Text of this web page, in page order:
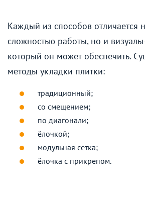
Каждый из способов отличается
сложностью работы, но и
который он может обеспечить.
методы укладки плитки:
традиционный;
со смещением;
по диагонали;
ёлочкой;
модульная сетка;
ёлочка с прикрепом.